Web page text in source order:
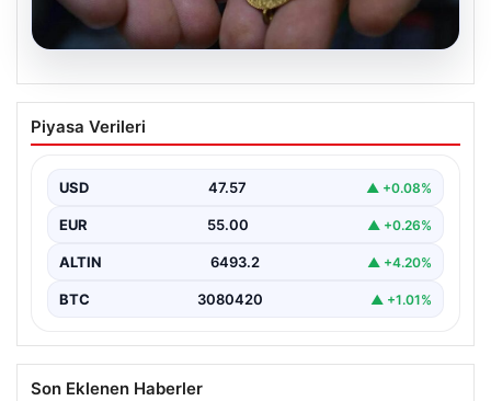
05.08.2026
Altın fiyatları canlı 14 Nisan 2026: Altın
fiyatları ne kadar oldu? Gram, çeyrek,
fiyatları
Piyasa Verileri
USD 47.57 ▲ +0.08%
EUR 55.00 ▲ +0.26%
ALTIN 6493.2 ▲ +4.20%
BTC 3080420 ▲ +1.01%
Son Eklenen Haberler